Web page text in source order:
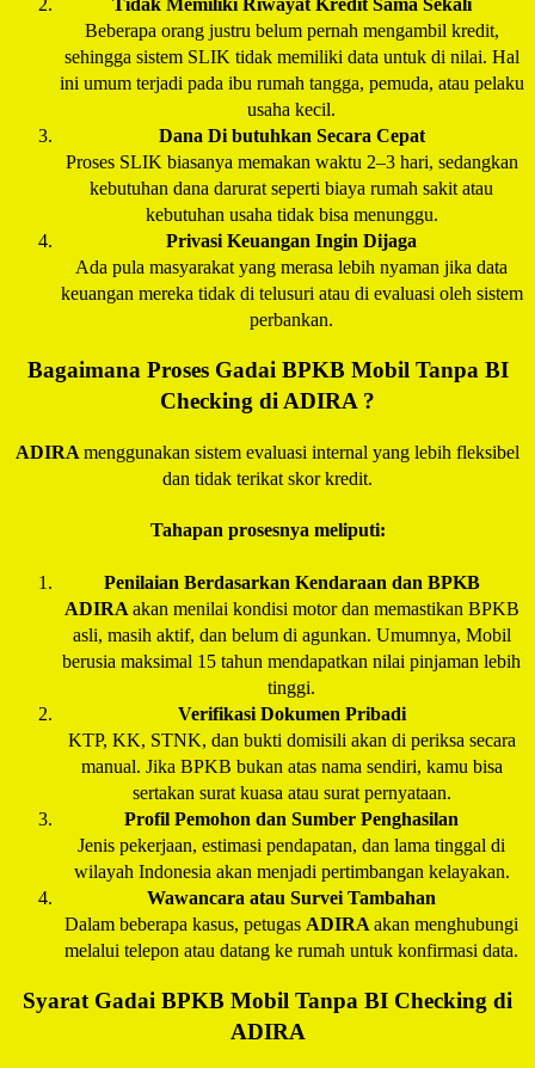
Beberapa orang justru belum pernah mengambil kredit,
sehingga sistem SLIK tidak memiliki data untuk di nilai. Hal
ini umum terjadi pada ibu rumah tangga, pemuda, atau pelaku
usaha kecil.
Dana Di butuhkan Secara Cepat
Proses SLIK biasanya memakan waktu 2–3 hari, sedangkan
kebutuhan dana darurat seperti biaya rumah sakit atau
kebutuhan usaha tidak bisa menunggu.
Privasi Keuangan Ingin Dijaga
Ada pula masyarakat yang merasa lebih nyaman jika data
keuangan mereka tidak di telusuri atau di evaluasi oleh sistem
perbankan.
Bagaimana Proses Gadai BPKB Mobil Tanpa BI
Checking diADIRA ?
ADIRA menggunakan sistem evaluasi internal yang lebih fleksibel
dan tidak terikat skor kredit.
Tahapan prosesnya meliputi:
Penilaian Berdasarkan Kendaraan dan BPKB
ADIRA akan menilai kondisi motor dan memastikan BPKB
asli, masih aktif, dan belum di agunkan. Umumnya, Mobil
berusia maksimal 15 tahun mendapatkan nilai pinjaman lebih
tinggi.
Verifikasi Dokumen Pribadi
KTP, KK, STNK, dan bukti domisili akan di periksa secara
manual. Jika BPKB bukan atas nama sendiri, kamu bisa
sertakan surat kuasa atau surat pernyataan.
Profil Pemohon dan Sumber Penghasilan
Jenis pekerjaan, estimasi pendapatan, dan lama tinggal di
wilayah Indonesia akan menjadi pertimbangan kelayakan.
Wawancara atau Survei Tambahan
Dalam beberapa kasus, petugas ADIRA akan menghubungi
melalui telepon atau datang ke rumah untuk konfirmasi data.
Syarat Gadai BPKB Mobil Tanpa BI Checking di
ADIRA